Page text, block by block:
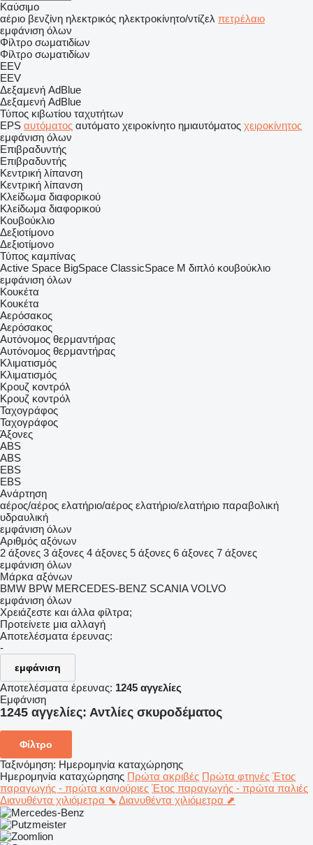
Καύσιμο
αέριο βενζίνη ηλεκτρικός ηλεκτροκίνητο/ντίζελ πετρέλαιο
εμφάνιση όλων
Φίλτρο σωματιδίων
Φίλτρο σωματιδίων
EEV
EEV
Δεξαμενή AdBlue
Δεξαμενή AdBlue
Τύπος κιβωτίου ταχυτήτων
EPS αυτόματος αυτόματο χειροκίνητο ημιαυτόματος χειροκίνητος
εμφάνιση όλων
Επιβραδυντής
Επιβραδυντής
Κεντρική λίπανση
Κεντρική λίπανση
Κλείδωμα διαφορικού
Κλείδωμα διαφορικού
Κουβούκλιο
Δεξιοτίμονο
Δεξιοτίμονο
Τύπος καμπίνας
Active Space BigSpace ClassicSpace M διπλό κουβούκλιο
εμφάνιση όλων
Κουκέτα
Κουκέτα
Αερόσακος
Αερόσακος
Αυτόνομος θερμαντήρας
Αυτόνομος θερμαντήρας
Κλιματισμός
Κλιματισμός
Κρουζ κοντρόλ
Κρουζ κοντρόλ
Ταχογράφος
Ταχογράφος
Άξονες
ABS
ABS
EBS
EBS
Ανάρτηση
αέρος/αέρος ελατήριο/αέρος ελατήριο/ελατήριο παραβολική
υδραυλική
εμφάνιση όλων
Αριθμός αξόνων
2 άξονες 3 άξονες 4 άξονες 5 άξονες 6 άξονες 7 άξονες
εμφάνιση όλων
Μάρκα αξόνων
BMW BPW MERCEDES-BENZ SCANIA VOLVO
εμφάνιση όλων
Χρειάζεστε και άλλα φίλτρα;
Προτείνετε μια αλλαγή
Αποτελέσματα έρευνας:
-
εμφάνιση
Αποτελέσματα έρευνας: 1245 αγγελίες
Εμφάνιση
1245 αγγελίες: Αντλίες σκυροδέματος
Φίλτρο
Ταξινόμηση: Ημερομηνία καταχώρησης
Ημερομηνία καταχώρησης Πρώτα ακριβές Πρώτα φτηνές Έτος
παραγωγής - πρώτα καινούριες Έτος παραγωγής - πρώτα παλιές
Διανυθέντα χιλιόμετρα ⬊ Διανυθέντα χιλιόμετρα ⬈